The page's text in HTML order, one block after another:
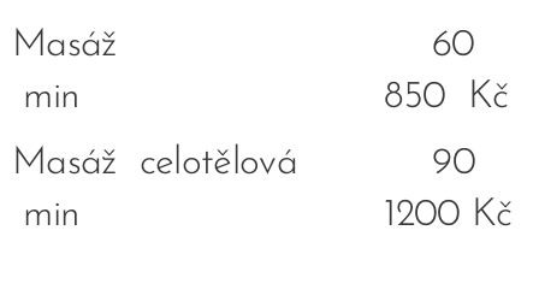
Masáž 60
min 850 Kč
Masáž celotělová 90
min 1200 Kč